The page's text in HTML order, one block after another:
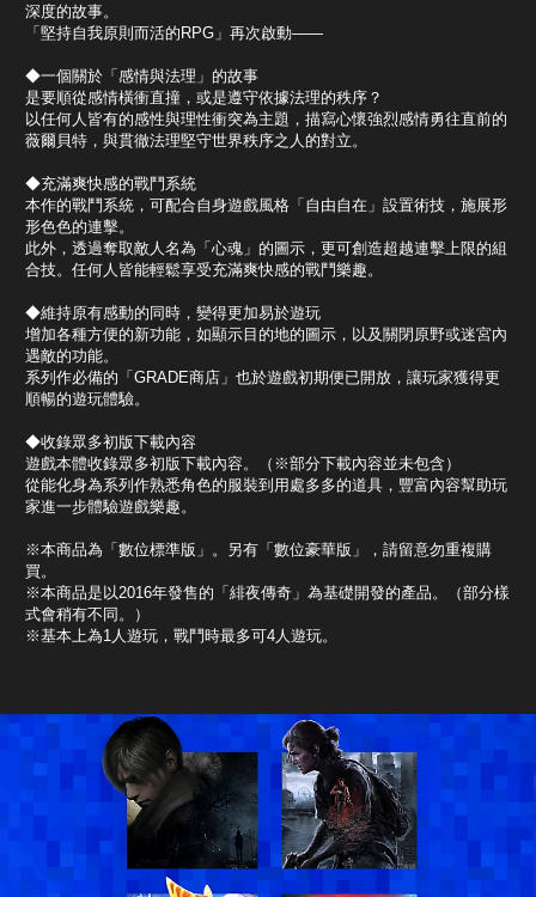
深度的故事。
「堅持自我原則而活的RPG」再次啟動――
◆一個關於「感情與法理」的故事
是要順從感情橫衝直撞，或是遵守依據法理的秩序？
以任何人皆有的感性與理性衝突為主題，描寫心懷強烈感情勇往直前的
薇爾貝特，與貫徹法理堅守世界秩序之人的對立。
◆充滿爽快感的戰鬥系統
本作的戰鬥系統，可配合自身遊戲風格「自由自在」設置術技，施展形
形色色的連擊。
此外，透過奪取敵人名為「心魂」的圖示，更可創造超越連擊上限的組
合技。任何人皆能輕鬆享受充滿爽快感的戰鬥樂趣。
◆維持原有感動的同時，變得更加易於遊玩
增加各種方便的新功能，如顯示目的地的圖示，以及關閉原野或迷宮內
遇敵的功能。
系列作必備的「GRADE商店」也於遊戲初期便已開放，讓玩家獲得更
順暢的遊玩體驗。
◆收錄眾多初版下載內容
遊戲本體收錄眾多初版下載內容。（※部分下載內容並未包含）
從能化身為系列作熟悉角色的服裝到用處多多的道具，豐富內容幫助玩
家進一步體驗遊戲樂趣。
※本商品為「數位標準版」。另有「數位豪華版」，請留意勿重複購
買。
※本商品是以2016年發售的「緋夜傳奇」為基礎開發的產品。（部分樣
式會稍有不同。）
※基本上為1人遊玩，戰鬥時最多可4人遊玩。